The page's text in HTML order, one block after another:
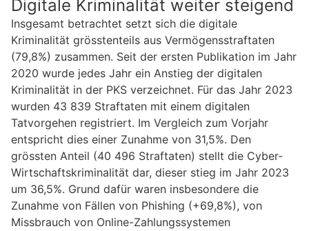
Digitale Kriminalität weiter steigend
Insgesamt betrachtet setzt sich die digitale
Kriminalität grösstenteils aus Vermögensstraftaten
(79,8%) zusammen. Seit der ersten Publikation im Jahr
2020 wurde jedes Jahr ein Anstieg der digitalen
Kriminalität in der PKS verzeichnet. Für das Jahr 2023
wurden 43 839 Straftaten mit einem digitalen
Tatvorgehen registriert. Im Vergleich zum Vorjahr
entspricht dies einer Zunahme von 31,5%. Den
grössten Anteil (40 496 Straftaten) stellt die Cyber-
Wirtschaftskriminalität dar, dieser stieg im Jahr 2023
um 36,5%. Grund dafür waren insbesondere die
Zunahme von Fällen von Phishing (+69,8%), von
Missbrauch von Online-Zahlungssystemen